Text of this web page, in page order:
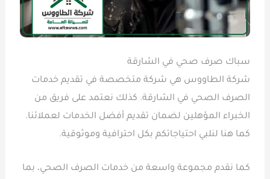
سباك صرف صحي في الشارقة
شركة الطاووس هي شركة متخصصة في تقديم خدمات
الصرف الصحي في الشارقة. كذلك نعتمد على فريق من
الخبراء المؤهلين لضمان تقديم أفضل الخدمات لعملائنا.
كما هنا لنلبي احتياجاتكم بكل احترافية وموثوقية.
كما نقدم مجموعة واسعة من خدمات الصرف الصحي، بما